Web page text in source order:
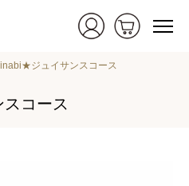
ジュイサンスコース
コース